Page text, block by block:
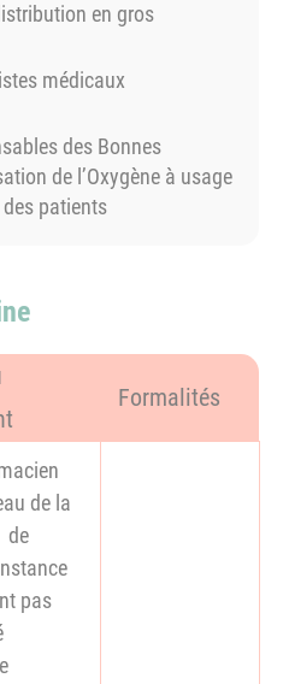
en gros
médicaux
des Bonnes
de l’Oxygène à usage
patients
Formalités
de la
de
pas